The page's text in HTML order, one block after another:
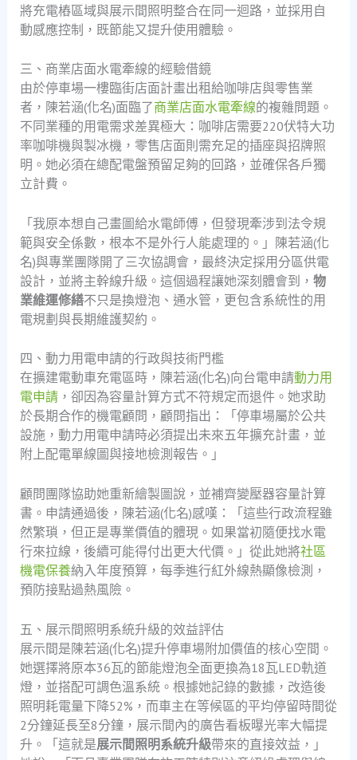
將充電樁區域與展示間照明整合在同一迴路，並採用自
動感應控制，既節能又提升使用體驗。
三、商業店面水電牽線的經驗借鏡
由於停車場一樓臨街店面計畫出租給咖啡店與零售業
者，陳若涵(化名)面臨了商業店面水電牽線的複雜問題。
不同業種的用電需求差異極大：咖啡店需要220伏特大功
率咖啡機與製冰機，零售店面則需充足的插座與招牌照
明。她必須在總配電盤預留足夠的回路，並確保各戶獨
立計費。
「我原本想自己畫圖給水電師傅，但發現牽涉到法令規
範與安全係數，根本不是外行人能處理的。」陳若涵(化
名)與專業團隊開了三次協調會，最終決定採用分區供電
設計，並將主幹線升級。這個過程讓她深刻體會到， 物
業維運修繕不只是換燈泡、通水管，更包含系統性的用
電規劃與長期維護契約。
四、動力用電申請的行政與技術門檻
在擴建電動車充電區時，陳若涵(化名)向台電申請動力用
電申請，卻因為容量計算方式不符規定而退件。她求助
於長期合作的機電顧問，顧問指出：「停車場屬於公共
設施，動力用電申請時必須提出未來五年擴充計畫，並
附上配電單線圖與接地檢測報告。」
顧問團隊協助她重新繪製圖說，並補齊變壓器容量計算
書。申請通過後，陳若涵(化名)感嘆：「這些行政流程雖
然繁瑣，但正是專業價值的體現。如果當初隨便找水電
行來拉線，後續可能得付出更大代價。」從此她將社區
機電保養納入年度預算，每季進行紅外線熱顯像檢測，
預防接點過熱風險。
五、展示間照明系統升級的效益評估
展示間是陳若涵(化名)提升停車場附加價值的核心空間。
她選擇將原本36瓦的節能燈泡全面更換為18瓦LED軌道
燈，並搭配可調色溫系統。根據她記錄的數據，改造後
照明耗電量下降52%，而車主在等候區的平均停留時間從
2分鐘延長至8分鐘，展示間內的廣告看板曝光率大幅提
升。「這就是展示間照明系統升級帶來的直接效益，」